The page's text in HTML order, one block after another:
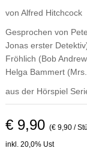
von Alfred Hitchcock
Gesprochen von
Jonas erster
Fröhlich (Bob
Helga Bammert
aus der Hörspiel
€ 9,90 (€ 9,90 /
inkl. 20,0% Ust